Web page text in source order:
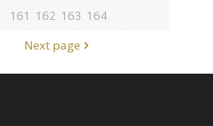
161 162 163 164
Next page